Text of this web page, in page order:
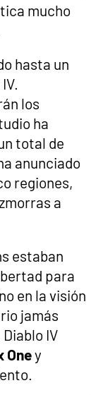
mucho
hasta un
los
ha
total de
anunciado
regiones,
a
estaban
para
en la visión
jamás
IV
Oney